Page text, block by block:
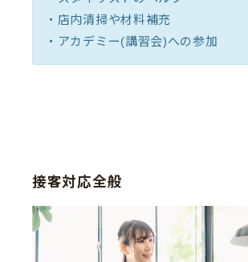
・店内清掃や材料補充
・アカデミー(講習会)への参加
接客対応全般